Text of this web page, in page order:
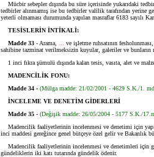
Mücbir sebepler dışında bu süre içerisinde yukarıdaki
tedbirler alınmamış ise bu tedbirler valilik tarafından yerine
yeterli olmaması durumunda yapılan masraflar 6183 sayılı
TESİSLERİN İNTİKALİ:
Madde 33 - Arama,
ve işletme ruhsatının
sahibine tazminat verilmeksizin kuyular, galeriler ve
1 inci fıkra şümulü dışında kalan tesis, vasıta, alet ve
MADENCİLİK FONU:
Madde 34 - (Mülga madde: 21/02/2001 - 4629 S.K./1.
İNCELEME VE DENETİM GİDERLERİ
Madde 35 - (Değişik madde: 26/05/2004 - 5177 S.K./
Madencilik faaliyetlerinin incelenmesi ve denetimi için
inci maddesi gereğince genel bütçeye özel gelir ve Bakanlık
Madencilik faaliyetlerinin incelenmesi ve denetimleri için
gündeliklerin iki katı tutarında gündelik ödenir.